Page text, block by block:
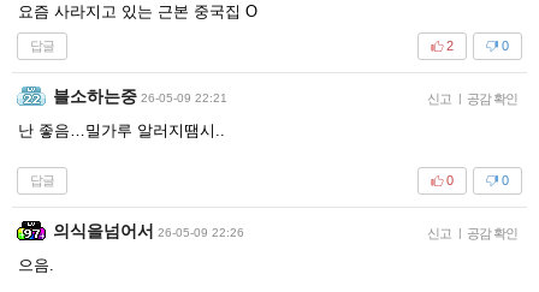
요즘 사라지고 있는 근본 중국집 O
답글 0
2
블소하는중 26-05-09 22:21 신고 | 공감 확인
난 좋음…밀가루 알러지땜시..
답글 0
0
의식을넘어서 26-05-09 22:26 신고 | 공감 확인
으음.